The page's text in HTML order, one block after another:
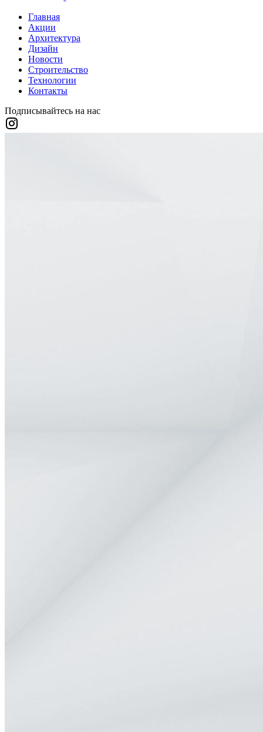
Главная
Акции
Архитектура
Дизайн
Новости
Строительство
Технологии
Контакты
Подписывайтесь на нас